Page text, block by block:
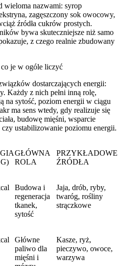
wieloma nazwami: syrop
zagęszczony sok owocowy,
źródła cukrów prostych.
bywa skuteczniejsze niż samo
z czego realnie zbudowany
je w ogóle liczyć
dostarczających energii:
Każdy z nich pełni inną rolę,
na sytość, poziom energii w ciągu
ma sens wtedy, gdy realizuje się
budowę mięśni, wsparcie
ustabilizowanie poziomu energii.
GŁÓWNA
ROLA
PRZYKŁADOWE
ŹRÓDŁA
Budowa i
regeneracja
tkanek,
sytość
Jaja, drób, ryby,
twaróg, rośliny
strączkowe
Główne
paliwo dla
mięśni i
Kasze, ryż,
pieczywo, owoce,
warzywa